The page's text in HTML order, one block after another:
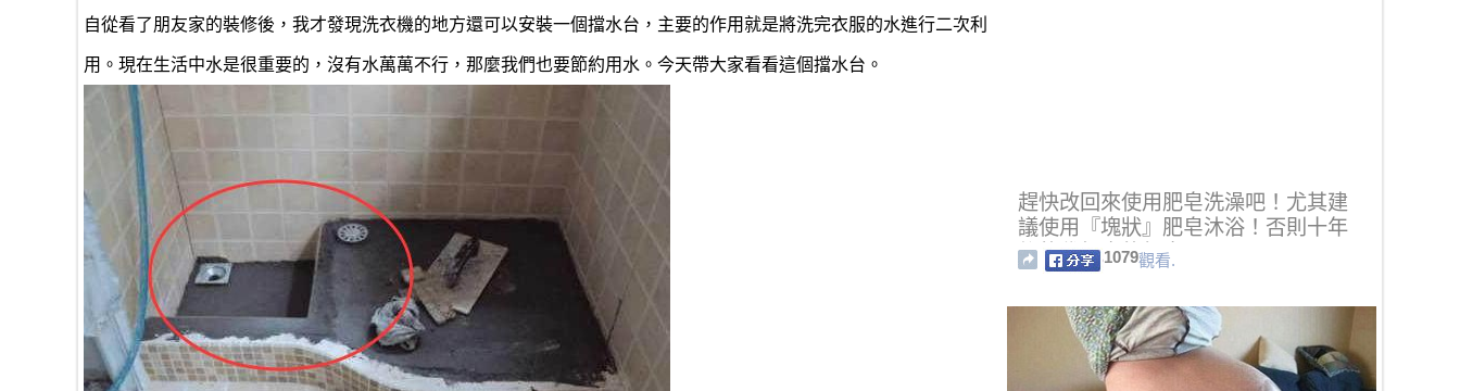
自從看了朋友家的裝修後，我才發現洗衣機的地方還可以安裝一個擋水台，主要的作用就是將洗完衣服的水進行二次利
用。現在生活中水是很重要的，沒有水萬萬不行，那麼我們也要節約用水。今天帶大家看看這個擋水台。
趕快改回來使用肥皂洗澡吧！尤其建
議使用『塊狀』肥皂沐浴！否則十年
後的代價真的很大！
1079觀看.